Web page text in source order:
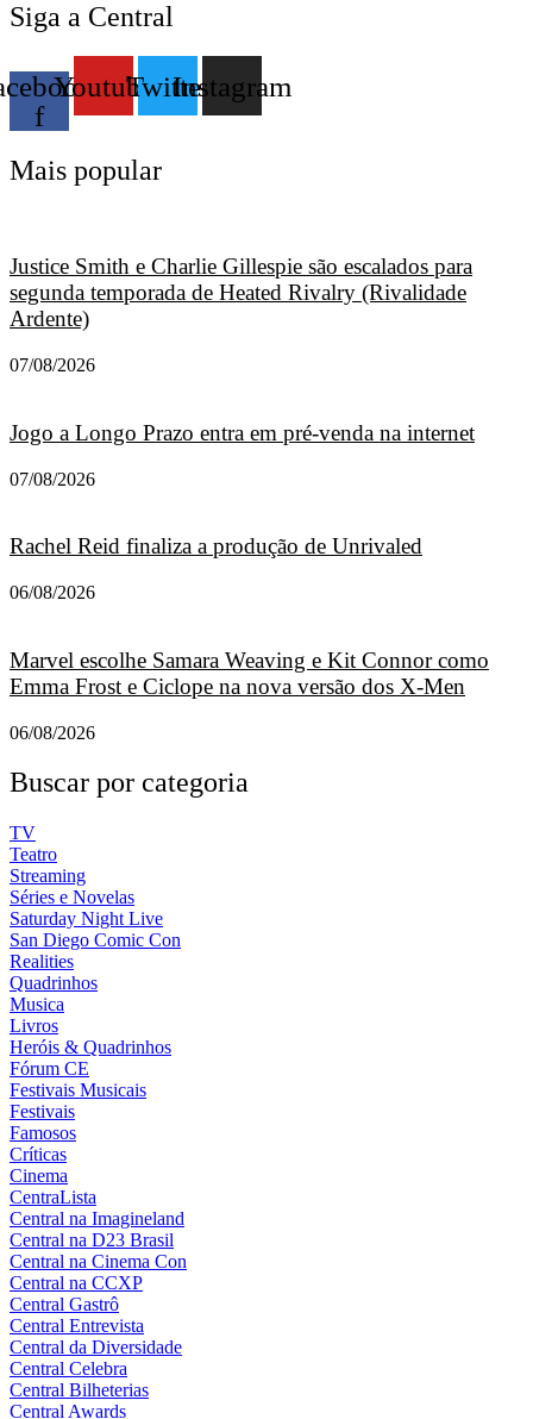
Siga a Central
f
YoutubeTwitterInstagram
Mais popular
Justice Smith e Charlie Gillespie são escalados para
segunda temporada de Heated Rivalry (Rivalidade
Ardente)
07/08/2026
Jogo a Longo Prazo entra em pré-venda na internet
07/08/2026
Rachel Reid finaliza a produção de Unrivaled
06/08/2026
Marvel escolhe Samara Weaving e Kit Connor como
Emma Frost e Ciclope na nova versão dos X-Men
06/08/2026
Buscar por categoria
TV
Teatro
Streaming
Séries e Novelas
Saturday Night Live
San Diego Comic Con
Realities
Quadrinhos
Musica
Livros
Heróis & Quadrinhos
Fórum CE
Festivais Musicais
Festivais
Famosos
Críticas
Cinema
CentraLista
Central na Imagineland
Central na D23 Brasil
Central na Cinema Con
Central na CCXP
Central Gastrô
Central Entrevista
Central da Diversidade
Central Celebra
Central Bilheterias
Central Awards